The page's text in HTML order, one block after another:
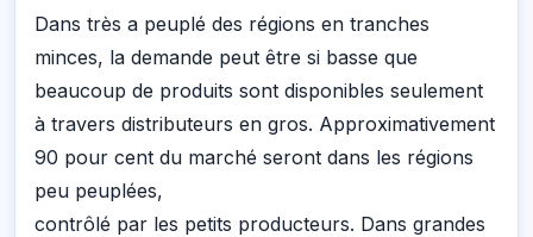
Dans très a peuplé des régions en tranches
minces, la demande peut être si basse que
beaucoup de produits sont disponibles seulement
à travers distributeurs en gros. Approximativement
90 pour cent du marché seront dans les régions
peu peuplées,
contrôlé par les petits producteurs. Dans grandes